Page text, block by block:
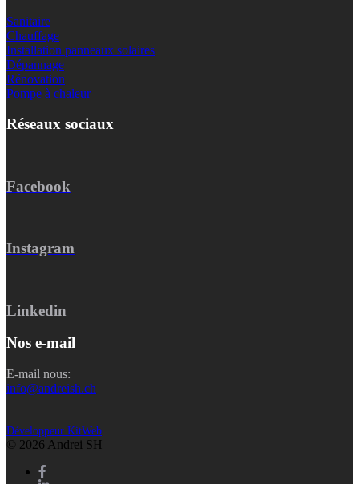
Sanitaire
Chauffage
Installation panneaux solaires
Dépannage
Rénovation
Pompe à chaleur
Réseaux sociaux
Facebook
Instagram
Linkedin
Nos e-mail
E-mail nous:
info@andreish.ch
Développeur KitWeb
© 2026 Andrei SH